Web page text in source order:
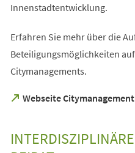
Innenstadtentwicklung.
Erfahren Sie mehr über die
Beteiligungsmöglichkeiten
Citymanagements.
Webseite
(Öffnet
neuen
Tab)